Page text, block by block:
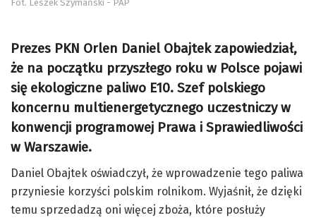
Fot. Leszek Szymański - PAP
Prezes PKN Orlen Daniel Obajtek zapowiedział,
że na początku przyszłego roku w Polsce pojawi
się ekologiczne paliwo E10. Szef polskiego
koncernu multienergetycznego uczestniczy w
konwencji programowej Prawa i Sprawiedliwości
w Warszawie.
Daniel Obajtek oświadczył, że wprowadzenie tego paliwa
przyniesie korzyści polskim rolnikom. Wyjaśnił, że dzięki
temu sprzedadzą oni więcej zboża, które posłuży